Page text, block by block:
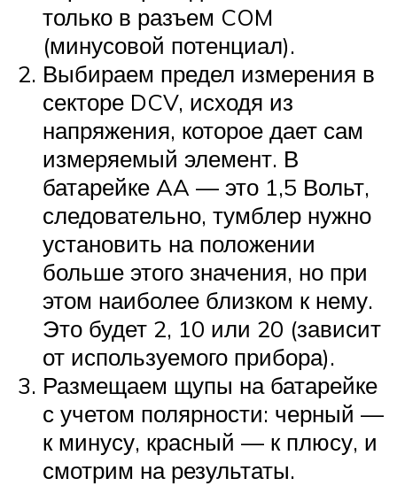
только в разъем COM
(минусовой потенциал).
Выбираем предел измерения в
секторе DCV, исходя из
напряжения, которое дает сам
измеряемый элемент. В
батарейке AA — это 1,5 Вольт,
следовательно, тумблер нужно
установить на положении
больше этого значения, но при
этом наиболее близком к нему.
Это будет 2, 10 или 20 (зависит
от используемого прибора).
Размещаем щупы на батарейке
с учетом полярности: черный —
к минусу, красный — к плюсу, и
смотрим на результаты.